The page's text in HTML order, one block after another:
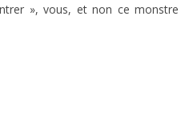
», vous, et non ce monstre